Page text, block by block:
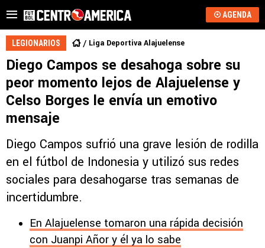
AGENDA
LEGIONARIOS Liga Deportiva Alajuelense
Diego Campos se desahoga sobre su
peor momento lejos de Alajuelense y
Celso Borges le envía un emotivo
mensaje
Diego Campos sufrió una grave lesión de rodilla
en el fútbol de Indonesia y utilizó sus redes
sociales para desahogarse tras semanas de
incertidumbre.
En Alajuelense tomaron una rápida decisión
con Juanpi Añor y él ya lo sabe